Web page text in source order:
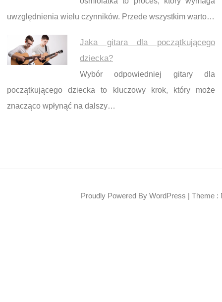
uwzględnienia wielu czynników. Przede wszystkim warto…
Jaka gitara dla początkującego
dziecka?
Wybór odpowiedniej gitary dla
początkującego dziecka to kluczowy krok, który może
znacząco wpłynąć na dalszy…
Proudly Powered By WordPress | Theme :